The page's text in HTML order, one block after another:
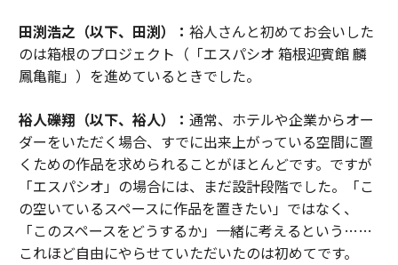
田渕浩之（以下、田渕）： 裕人さんと初めてお会いした
のは箱根のプロジェクト（「エスパシオ 箱根迎賓館 麟
鳳亀龍」）を進めているときでした。
裕人礫翔（以下、裕人）： 通常、ホテルや企業からオー
ダーをいただく場合、すでに出来上がっている空間に置
くための作品を求められることがほとんどです。ですが
「エスパシオ」の場合には、まだ設計段階でした。「こ
の空いているスペースに作品を置きたい」ではなく、
「このスペースをどうするか」一緒に考えるという……
これほど自由にやらせていただいたのは初めてです。